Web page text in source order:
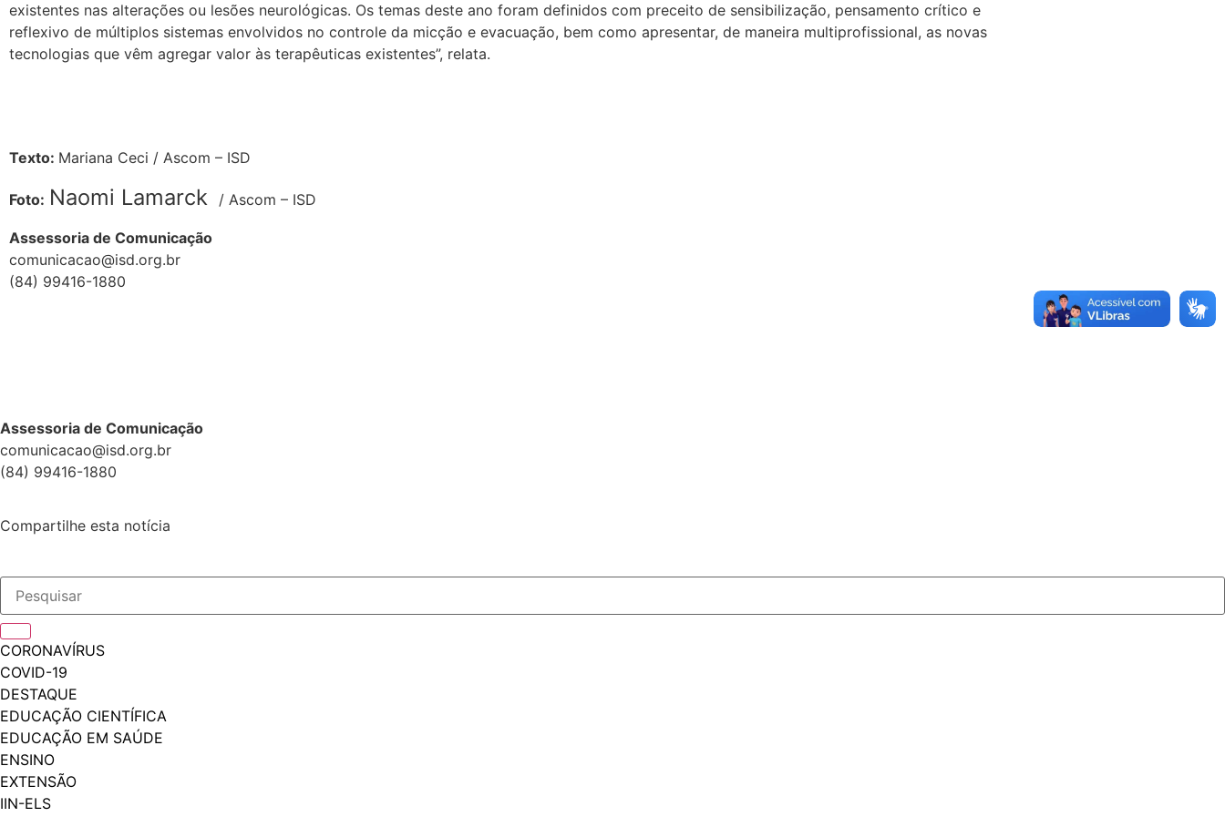
existentes nas alterações ou lesões neurológicas. Os temas deste ano foram definidos com preceito de sensibilização, pensamento crítico e
reflexivo de múltiplos sistemas envolvidos no controle da micção e evacuação, bem como apresentar, de maneira multiprofissional, as novas
tecnologias que vêm agregar valor às terapêuticas existentes”, relata.
Texto: Mariana Ceci / Ascom – ISD
Foto: Naomi Lamarck / Ascom – ISD
Assessoria de Comunicação
comunicacao@isd.org.br
(84) 99416-1880
Assessoria de Comunicação
comunicacao@isd.org.br
(84) 99416-1880
Compartilhe esta notícia
CORONAVÍRUS
COVID-19
DESTAQUE
EDUCAÇÃO CIENTÍFICA
EDUCAÇÃO EM SAÚDE
ENSINO
EXTENSÃO
IIN-ELS